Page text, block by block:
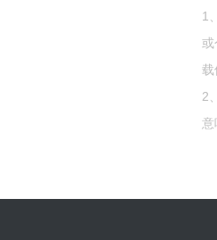
1
或
载
2
意